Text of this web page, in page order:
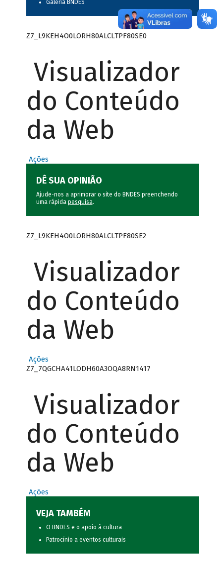
Galeria BNDES
Z7_L9KEH4O0LORH80ALCLTPF80SE0
Visualizador
do Conteúdo
da Web
Ações
DÊ SUA OPINIÃO
Ajude-nos a aprimorar o site do BNDES preenchendo
uma rápida pesquisa.
Z7_L9KEH4O0LORH80ALCLTPF80SE2
Visualizador
do Conteúdo
da Web
Ações
Z7_7QGCHA41LODH60A3OQA8RN1417
Visualizador
do Conteúdo
da Web
Ações
VEJA TAMBÉM
O BNDES e o apoio à cultura
Patrocínio a eventos culturais